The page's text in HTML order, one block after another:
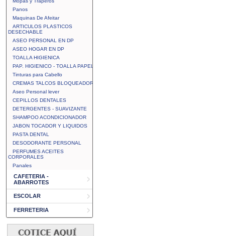
Panos
Maquinas De Afeitar
ARTICULOS PLASTICOS
DESECHABLE
ASEO PERSONAL EN DP
ASEO HOGAR EN DP
TOALLA HIGIENICA
PAP. HIGIENICO - TOALLA PAPEL
Tinturas para Cabello
CREMAS TALCOS BLOQUEADOR
Aseo Personal lever
CEPILLOS DENTALES
DETERGENTES - SUAVIZANTE
SHAMPOO ACONDICIONADOR
JABON TOCADOR Y LIQUIDOS
PASTA DENTAL
DESODORANTE PERSONAL
PERFUMES ACEITES
CORPORALES
Panales
CAFETERIA -
ABARROTES
ESCOLAR
FERRETERIA